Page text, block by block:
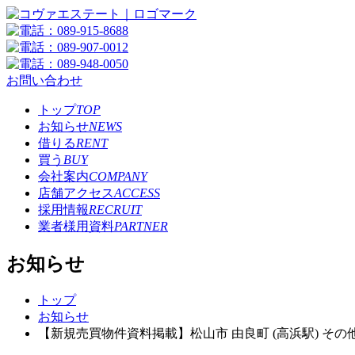
お問い合わせ
トップTOP
お知らせNEWS
借りるRENT
買う BUY
会社案内COMPANY
店舗アクセスACCESS
採用情報RECRUIT
業者様用資料PARTNER
お知らせ
トップ
お知らせ
【新規売買物件資料掲載】松山市 由良町 (高浜駅) その